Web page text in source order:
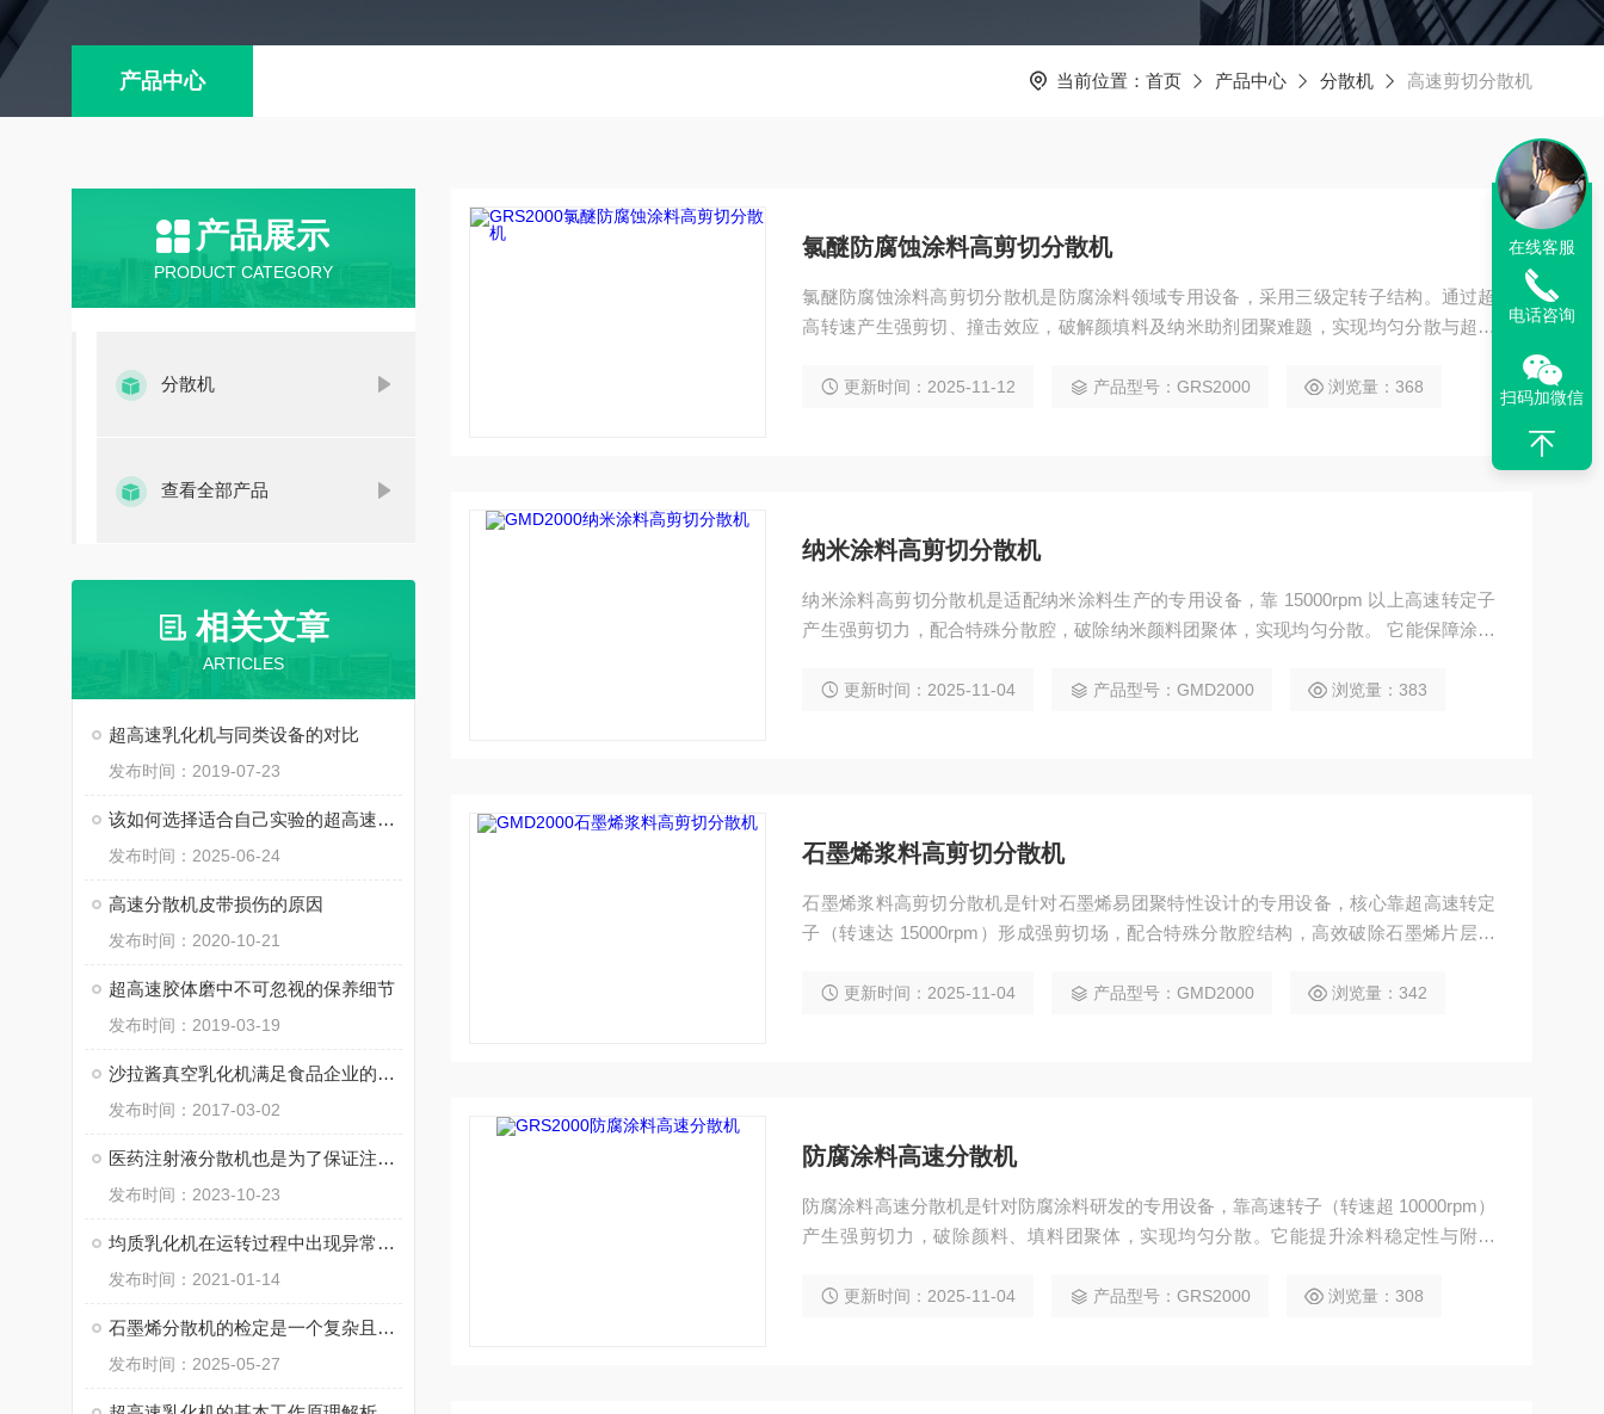
产品中心 当前位置： 首页 产品中心 分散机 高速剪切分散机
产品展示
PRODUCT CATEGORY
分散机
查看全部产品
相关文章
ARTICLES
超高速乳化机与同类设备的对比
发布时间：2019-07-23
该如何选择适合自己实验的超高速胶体磨？
发布时间：2025-06-24
高速分散机皮带损伤的原因
发布时间：2020-10-21
超高速胶体磨中不可忽视的保养细节
发布时间：2019-03-19
沙拉酱真空乳化机满足食品企业的生产需求
发布时间：2017-03-02
医药注射液分散机也是为了保证注射液的质量和安全性
发布时间：2023-10-23
均质乳化机在运转过程中出现异常声音应立即停机检查
发布时间：2021-01-14
石墨烯分散机的检定是一个复杂且专业的过程
发布时间：2025-05-27
氯醚防腐蚀涂料高剪切分散机
氯醚防腐蚀涂料高剪切分散机是防腐涂料领域专用设备，采用三级定转子结构。通过超
高转速产生强剪切、撞击效应，破解颜填料及纳米助剂团聚难题，实现均匀分散与超细
能，广泛应用于工业防腐涂料生产。
更新时间：2025-11-12 产品型号：GRS2000 浏览量：368
纳米涂料高剪切分散机
纳米涂料高剪切分散机是适配纳米涂料生产的专用设备，靠 15000rpm 以上高速转定子
产生强剪切力，配合特殊分散腔，破除纳米颜料团聚体，实现均匀分散。 它能保障涂料
产，且易清洁、控温精准，满足高纯度涂层需求。
更新时间：2025-11-04 产品型号：GMD2000 浏览量：383
石墨烯浆料高剪切分散机
石墨烯浆料高剪切分散机是针对石墨烯易团聚特性设计的专用设备，核心靠超高速转定
子（转速达 15000rpm）形成强剪切场，配合特殊分散腔结构，高效破除石墨烯片层团
域，且可精准控温防氧化，满足不同场景下浆料稳定性与纯度要求。
更新时间：2025-11-04 产品型号：GMD2000 浏览量：342
防腐涂料高速分散机
防腐涂料高速分散机是针对防腐涂料研发的专用设备，靠高速转子（转速超 10000rpm）
产生强剪切力，破除颜料、填料团聚体，实现均匀分散。它能提升涂料稳定性与附着
涂层防腐性能的高要求。
更新时间：2025-11-04 产品型号：GRS2000 浏览量：308
在线客服
电话咨询
扫码加微信